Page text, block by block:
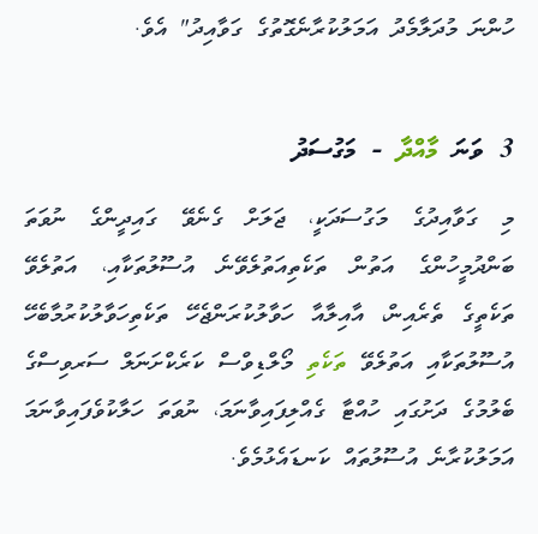
ހުންނަ މުދަލާމެދު އަމަލުކުރާނެގޮތުގެ ގަވާއިދު" އެވެ.
3 ވަނަ މާއްދާ- މަގުސަދު
މި ގަވާއިދުގެ މަގުސަދަކީ، ޖަލަށް ގެނެވޭ ގައިދީންގެ ނުވަތަ
ބަންދުމީހުންގެ އަތުން ތަކެތިއަތުލެވޭނެ އުސޫލުތަކާއި، އަތުލެވޭ
ތަކެތީގެ ތެރެއިން، އާއިލާއާ ހަވާލުކުރަންޖެހޭ ތަކެތިހަވާލުކުރުމާބެހޭ
އުސޫލުތަކާއި އަތުލެވޭ ތަކެތިމޯލްޑިވްސް ކަރެކްށަނަލް ސަރވިސްގެ
ބެލުމުގެ ދަށުގައި ހުއްޓާ ގެއްލިފައިވާނަމަ، ނުވަތަ ހަލާކުވެފައިވާނަމަ
އަމަލުކުރާނެ އުސޫލުތައް ކަނޑައެޅުމެވެ.